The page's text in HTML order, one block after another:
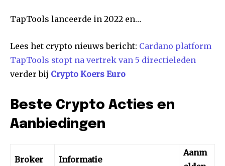
TapTools lanceerde in 2022 en…
Lees het crypto nieuws bericht: Cardano platform
TapTools stopt na vertrek van 5 directieleden
verder bij Crypto Koers Euro
Beste Crypto Acties en
Aanbiedingen
Broker Informatie
Aanm